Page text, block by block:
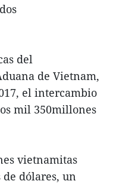
del
de Vietnam,
el intercambio
mil 350millones
vietnamitas
dólares, un